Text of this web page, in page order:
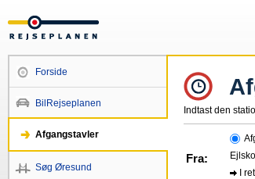
Forside
BilRejseplanen
Afgangstavler
Søg Øresund
Indtast den
Fra:
I